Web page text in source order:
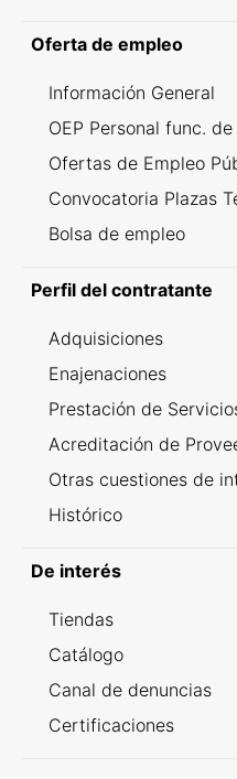
Oferta de empleo
Información General
OEP Personal func.
Ofertas de Empleo
Convocatoria Plazas
Bolsa de empleo
Perfil del contratante
Adquisiciones
Enajenaciones
Prestación de
Acreditación de
Otras cuestiones de
Histórico
De interés
Tiendas
Catálogo
Canal de denuncias
Certificaciones